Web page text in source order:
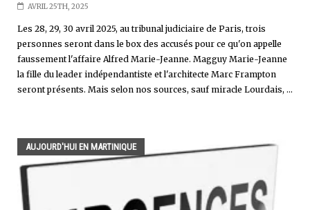
AVRIL 25TH, 2025
Les 28, 29, 30 avril 2025, au tribunal judiciaire de Paris, trois
personnes seront dans le box des accusés pour ce qu'on appelle
faussement l'affaire Alfred Marie-Jeanne. Magguy Marie-Jeanne
la fille du leader indépendantiste et l'architecte Marc Frampton
seront présents. Mais selon nos sources, sauf miracle Lourdais, ...
AUJOURD'HUI EN MARTINIQUE